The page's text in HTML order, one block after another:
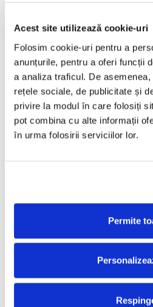
Acest site utilizează cookie-uri
Folosim cookie-uri pentru a
anunțurile, pentru a oferi funcții
a analiza traficul. De
rețele sociale, de publicitate și
privire la modul în care folosiți
pot combina cu alte informații
în urma folosirii serviciilor lor.
Permite
14. Șapte Văi Și-o Vale Adâncă (Negativ)
An Lansare:2002
Stil:Euro House
Stare Disc:Near Mint (NM or M-)
Stare Coperta:Near Mint (NM or
Informatii conformitate produs
Review-uri(0)
PRODUSE
De Tot, (CD)